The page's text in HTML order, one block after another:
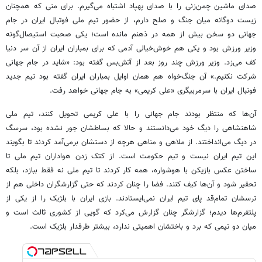
صدای ماشین چمن‌زنی را با صدای پهپاد اشتباه می‌گیرم. برای منی که همچنان
زیست دوگانه میان جنگ و صلح دارم، از حضور تیم ملی فوتبال ایران در جام
جهانی دو سخن بیش از همه در ذهنم مانده است؛ یکی صحبت استیصال‌گونه
وزیر ورزش بود و یکی هم خوش‌خیالی آدمی که برای بمباران ایران از آن سر دنیا
کف می‌زد. وزیر ورزش چند روز بعد از آتش‌بس گفته بود: «شاید در جام جهانی
شرکت نکنیم.» آن جنگ‌خواه هم همان اوایل بمباران ایران گفته بود تیم جدید
فوتبال ایران با سرمربیگری «علی کریمی» به جام جهانی خواهد رفت.
آن‌ها که منتظر بودند جام جهانی را با علی کریمی تحویل کنند، تیم ملی
شاهنشاهی را دیگ خود می‌دانستند و حالا که بساطشان جور نشده بود، سرسگ
در دیگ می‌انداختند. از ملاهی و مناهی هرچه از دستشان برمی‌آمد کردند تا بگویند
این تیم ایران نیست و تیم حکومت است. از کتک زدن هواداران تیم ملی تا
ساختن عکس بازیکن با هوشواره، همه کار کردند تا تیم ملی نه فقط ببازد، بلکه
تحقیر شود و آن‌ها کیف کنند. فضا را چنان کردند که حتی گزارشگران داخلی هم از
ترسشان تمام‌قد پای تیم ایران نمی‌ایستادند. بازی ایران با بلژیک را از یکی از
پلتفرم‌ها دیدم؛ گزارشگر چنان گزارش می‌کرد که گویی از کشوری ثالث است و
میان دو تیمی که برد و باختشان اهمیتی ندارد، بیشتر طرفدار بلژیک است.